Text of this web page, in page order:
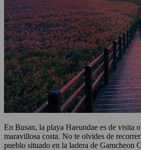
En Busan, la playa Haeundae es de visita
maravillosa costa. No te olvides de
pueblo situado en la ladera de Gamcheon